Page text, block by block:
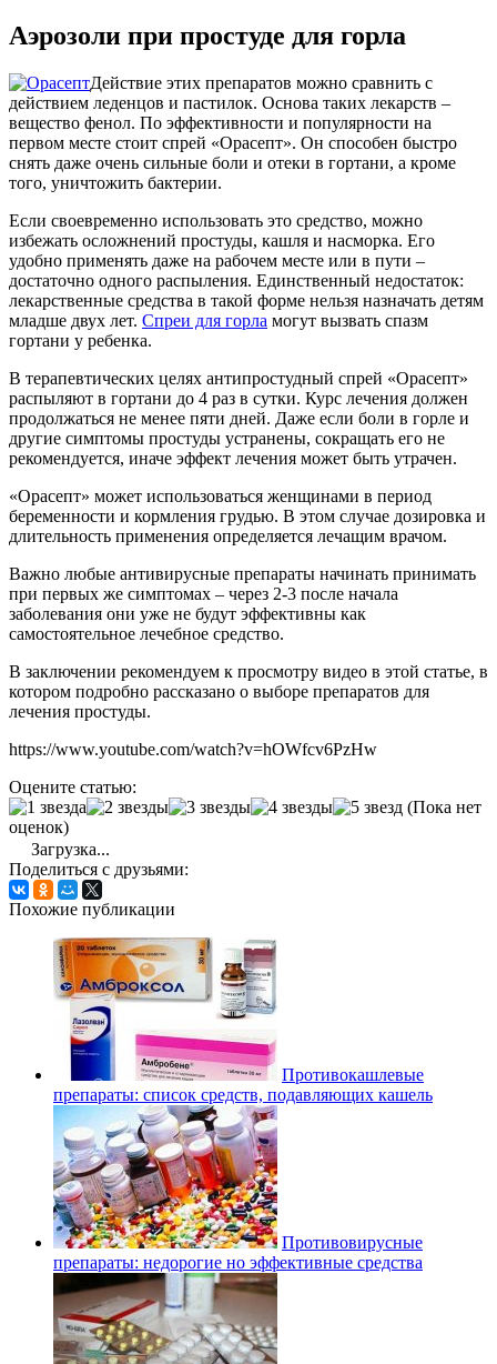
Аэрозоли при простуде для горла
Действие этих препаратов можно сравнить с
действием леденцов и пастилок. Основа таких лекарств –
вещество фенол. По эффективности и популярности на
первом месте стоит спрей «Орасепт». Он способен быстро
снять даже очень сильные боли и отеки в гортани, а кроме
того, уничтожить бактерии.
Если своевременно использовать это средство, можно
избежать осложнений простуды, кашля и насморка. Его
удобно применять даже на рабочем месте или в пути –
достаточно одного распыления. Единственный недостаток:
лекарственные средства в такой форме нельзя назначать детям
младше двух лет. Спреи для горла могут вызвать спазм
гортани у ребенка.
В терапевтических целях антипростудный спрей «Орасепт»
распыляют в гортани до 4 раз в сутки. Курс лечения должен
продолжаться не менее пяти дней. Даже если боли в горле и
другие симптомы простуды устранены, сокращать его не
рекомендуется, иначе эффект лечения может быть утрачен.
«Орасепт» может использоваться женщинами в период
беременности и кормления грудью. В этом случае дозировка и
длительность применения определяется лечащим врачом.
Важно любые антивирусные препараты начинать принимать
при первых же симптомах – через 2-3 после начала
заболевания они уже не будут эффективны как
самостоятельное лечебное средство.
В заключении рекомендуем к просмотру видео в этой статье, в
котором подробно рассказано о выборе препаратов для
лечения простуды.
https://www.youtube.com/watch?v=hOWfcv6PzHw
Оцените статью:
(Пока нет
оценок)
Загрузка...
Поделиться с друзьями:
Похожие публикации
Противокашлевые
препараты: список средств, подавляющих кашель
Противовирусные
препараты: недорогие но эффективные средства